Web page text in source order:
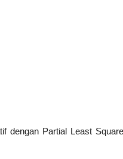
dengan Partial Least